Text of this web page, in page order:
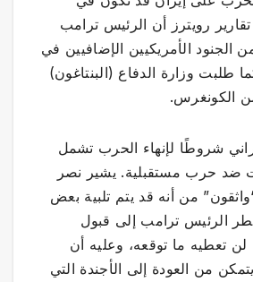
تقارير رويترز أن الرئيس ترامب
الأمريكيين الإضافيين في
طلبت وزارة الدفاع (البنتاغون)
شروطًا لإنهاء الحرب تشمل
ضد حرب مستقبلية. يشير نصر
من أنه قد يتم تلبية بعض
الرئيس ترامب إلى قبول
لن تعطيه ما توقعه، وعليه أن
من العودة إلى الأجندة التي